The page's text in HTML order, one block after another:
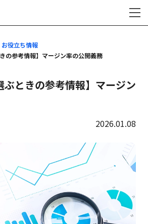
お役立ち情報
の参考情報】マージン率の公開義務
ぶときの参考情報】マージン
2026.01.08